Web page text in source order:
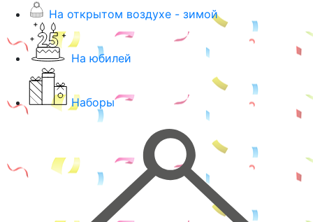
На открытом воздухе - зимой
На юбилей
Наборы